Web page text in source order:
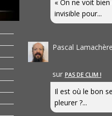
« On ne voit
invisible pour...
Pascal Lamachère
sur PAS DE CLIM !
Il est où le bon
pleurer ?...